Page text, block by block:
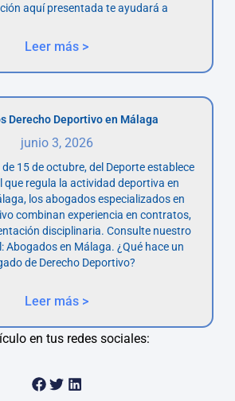
aquí presentada te ayudará a
Leer más >
Derecho Deportivo en Málaga
junio 3, 2026
15 de octubre, del Deporte establece
que regula la actividad deportiva en
los abogados especializados en
combinan experiencia en contratos,
disciplinaria. Consulte nuestro
Abogados en Málaga. ¿Qué hace un
de Derecho Deportivo?
Leer más >
en tus redes sociales: